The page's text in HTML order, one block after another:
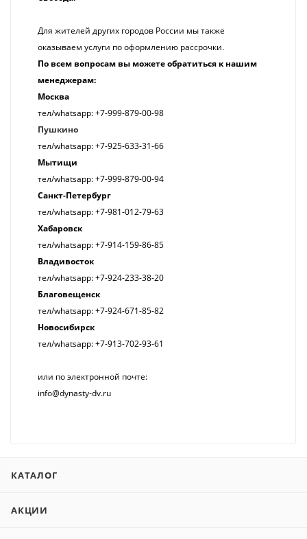
Для жителей других городов России мы также
оказываем услуги по оформлению рассрочки.
По всем вопросам вы можете обратиться к нашим
менеджерам:
Москва
тел/whatsapp: +7-999-879-00-98
Пушкино
тел/whatsapp: +7-925-633-31-66
Мытищи
тел/whatsapp: +7-999-879-00-94
Санкт-Петербург
тел/whatsapp: +7-981-012-79-63
Хабаровск
тел/whatsapp: +7-914-159-86-85
Владивосток
тел/whatsapp: +7-924-233-38-20
Благовещенск
тел/whatsapp: +7-924-671-85-82
Новосибирск
тел/whatsapp: +7-913-702-93-61
или по электронной почте:
info@dynasty-dv.ru
КАТАЛОГ
АКЦИИ